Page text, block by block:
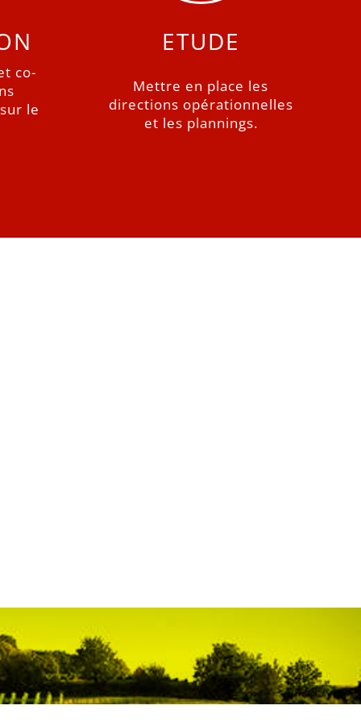
co-
le
ETUDE
Mettre en place les
directions opérationnelles
et les plannings.